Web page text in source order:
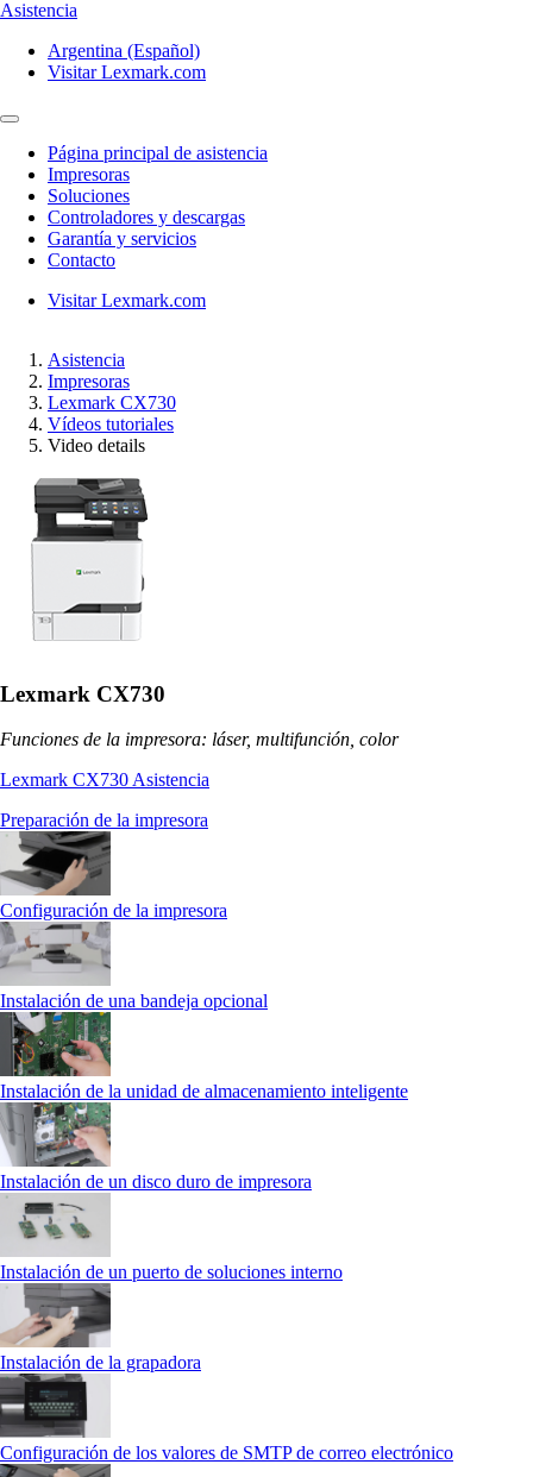
Asistencia
Argentina (Español)
Visitar Lexmark.com
Página principal de asistencia
Impresoras
Soluciones
Controladores y descargas
Garantía y servicios
Contacto
Visitar Lexmark.com
Asistencia
Impresoras
Lexmark CX730
Vídeos tutoriales
Video details
Lexmark CX730
Funciones de la impresora: láser, multifunción, color
Lexmark CX730 Asistencia
Preparación de la impresora
Configuración de la impresora
Instalación de una bandeja opcional
Instalación de la unidad de almacenamiento inteligente
Instalación de un disco duro de impresora
Instalación de un puerto de soluciones interno
Instalación de la grapadora
Configuración de los valores de SMTP de correo electrónico